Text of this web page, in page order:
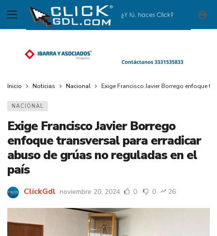
Inicio Noticias Nacional Exige Francisco Javier Borrego enfoque
NACIONAL
Exige Francisco Javier Borrego
enfoque transversal para erradicar
abuso de grúas no reguladas en el
país
ClickGdl noviembre 20, 2024 0 0 26